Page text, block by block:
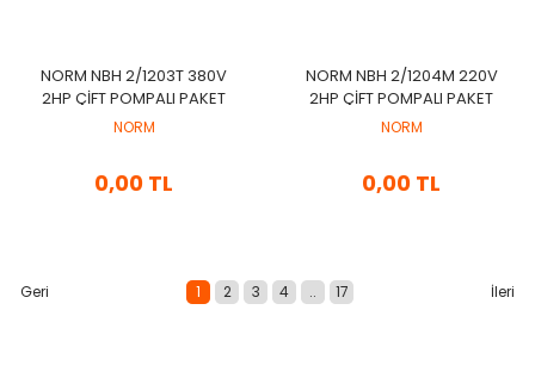
NORM NBH 2/1203T 380V
2HP ÇIFT POMPALI PAKET
HIDROFOR
NORM
0,00 TL
NORM NBH 2/1204M 220V
2HP ÇIFT POMPALI PAKET
HIDROFOR
NORM
0,00 TL
1 2 3 4 .. 17